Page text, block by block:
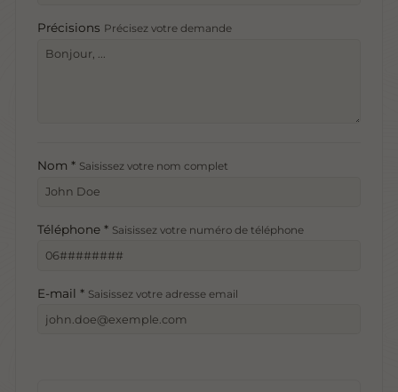
Précisions Précisez votre demande
Nom * Saisissez votre nom complet
Téléphone * Saisissez votre numéro de téléphone
E-mail * Saisissez votre adresse email